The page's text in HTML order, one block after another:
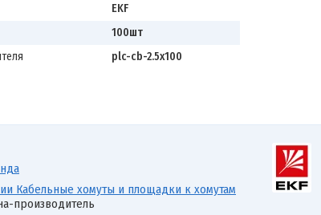
EKF
100шт
plc-cb-2.5x100
Кабельные хомуты и площадки к хомутам
производитель